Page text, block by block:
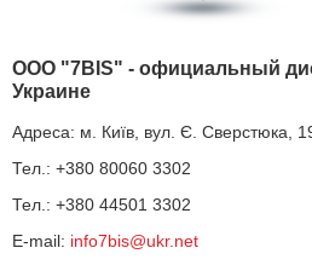
ООО "7BIS" - официальный
Украине
Адреса: м. Київ, вул. Є. Сверстюка,
Тел.: +380 80060 3302
Тел.: +380 44501 3302
E-mail: info7bis@ukr.net